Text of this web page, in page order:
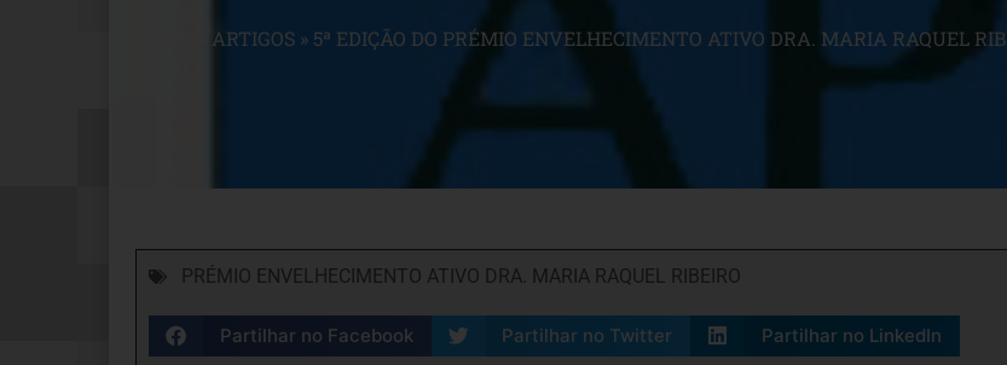
ARTIGOS » 5ª EDIÇÃO DO PRÉMIO ENVELHECIMENTO ATIVO DRA. MARIA RAQUEL
PRÉMIO ENVELHECIMENTO ATIVO DRA. MARIA RAQUEL RIBEIRO
Partilhar no Facebook Partilhar no Twitter Partilhar no LinkedIn